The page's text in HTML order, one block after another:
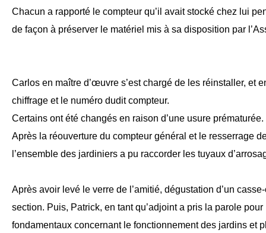
Chacun a rapporté le compteur qu’il avait stocké chez lui
de façon à préserver le matériel mis à sa disposition par
Carlos en maître d’œuvre s’est chargé de les réinstaller, et
chiffrage et le numéro dudit compteur.
Certains ont été changés en raison d’une usure prématurée.
Après la réouverture du compteur général et le resserrage
l’ensemble des jardiniers a pu raccorder les tuyaux
Après avoir levé le verre de l’amitié, dégustation d’un
section. Puis, Patrick, en tant qu’adjoint a pris la parole
fondamentaux concernant le fonctionnement des jardins et